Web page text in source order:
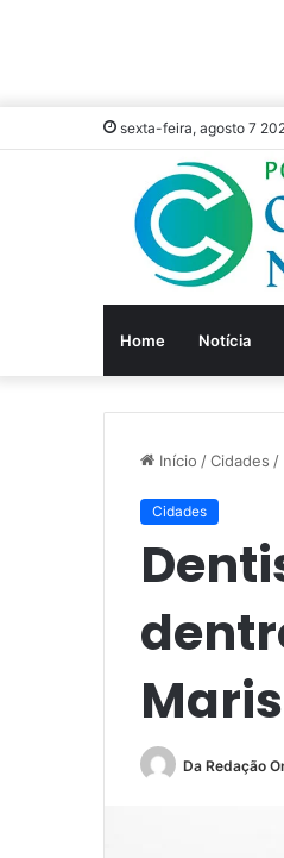
sexta-feira, agosto 7
Home Notícia
Início /Cidades /
Cidades
Da Redação